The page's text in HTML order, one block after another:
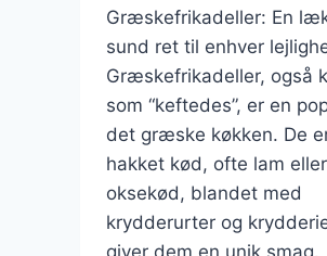
Græskefrikadeller: En
sund ret til enhver
Græskefrikadeller, også
som “keftedes”, er en
det græske køkken. De
hakket kød, ofte lam eller
oksekød, blandet med
krydderurter og
giver dem en unik smag.